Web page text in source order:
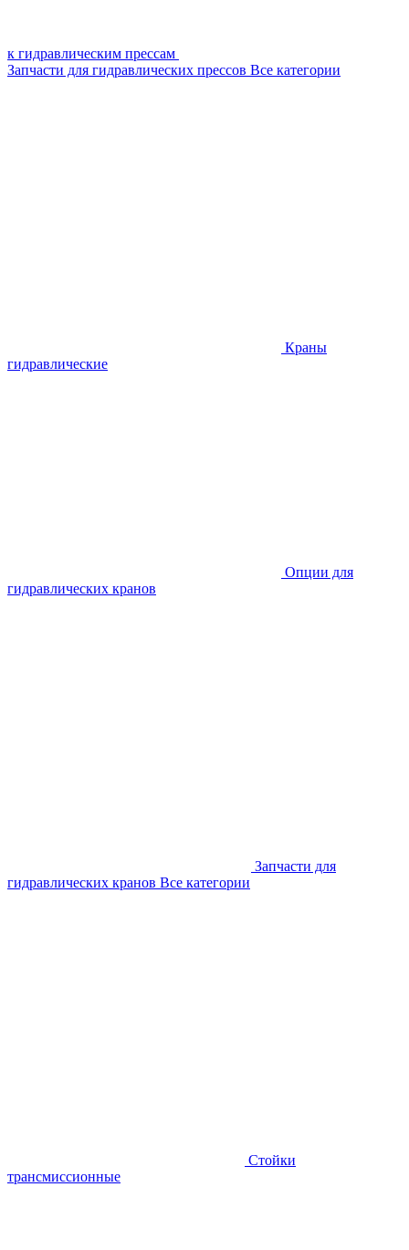
к гидравлическим прессам
Запчасти для гидравлических прессов Все категории
Краны
гидравлические
Опции для
гидравлических кранов
Запчасти для
гидравлических кранов Все категории
Стойки
трансмиссионные